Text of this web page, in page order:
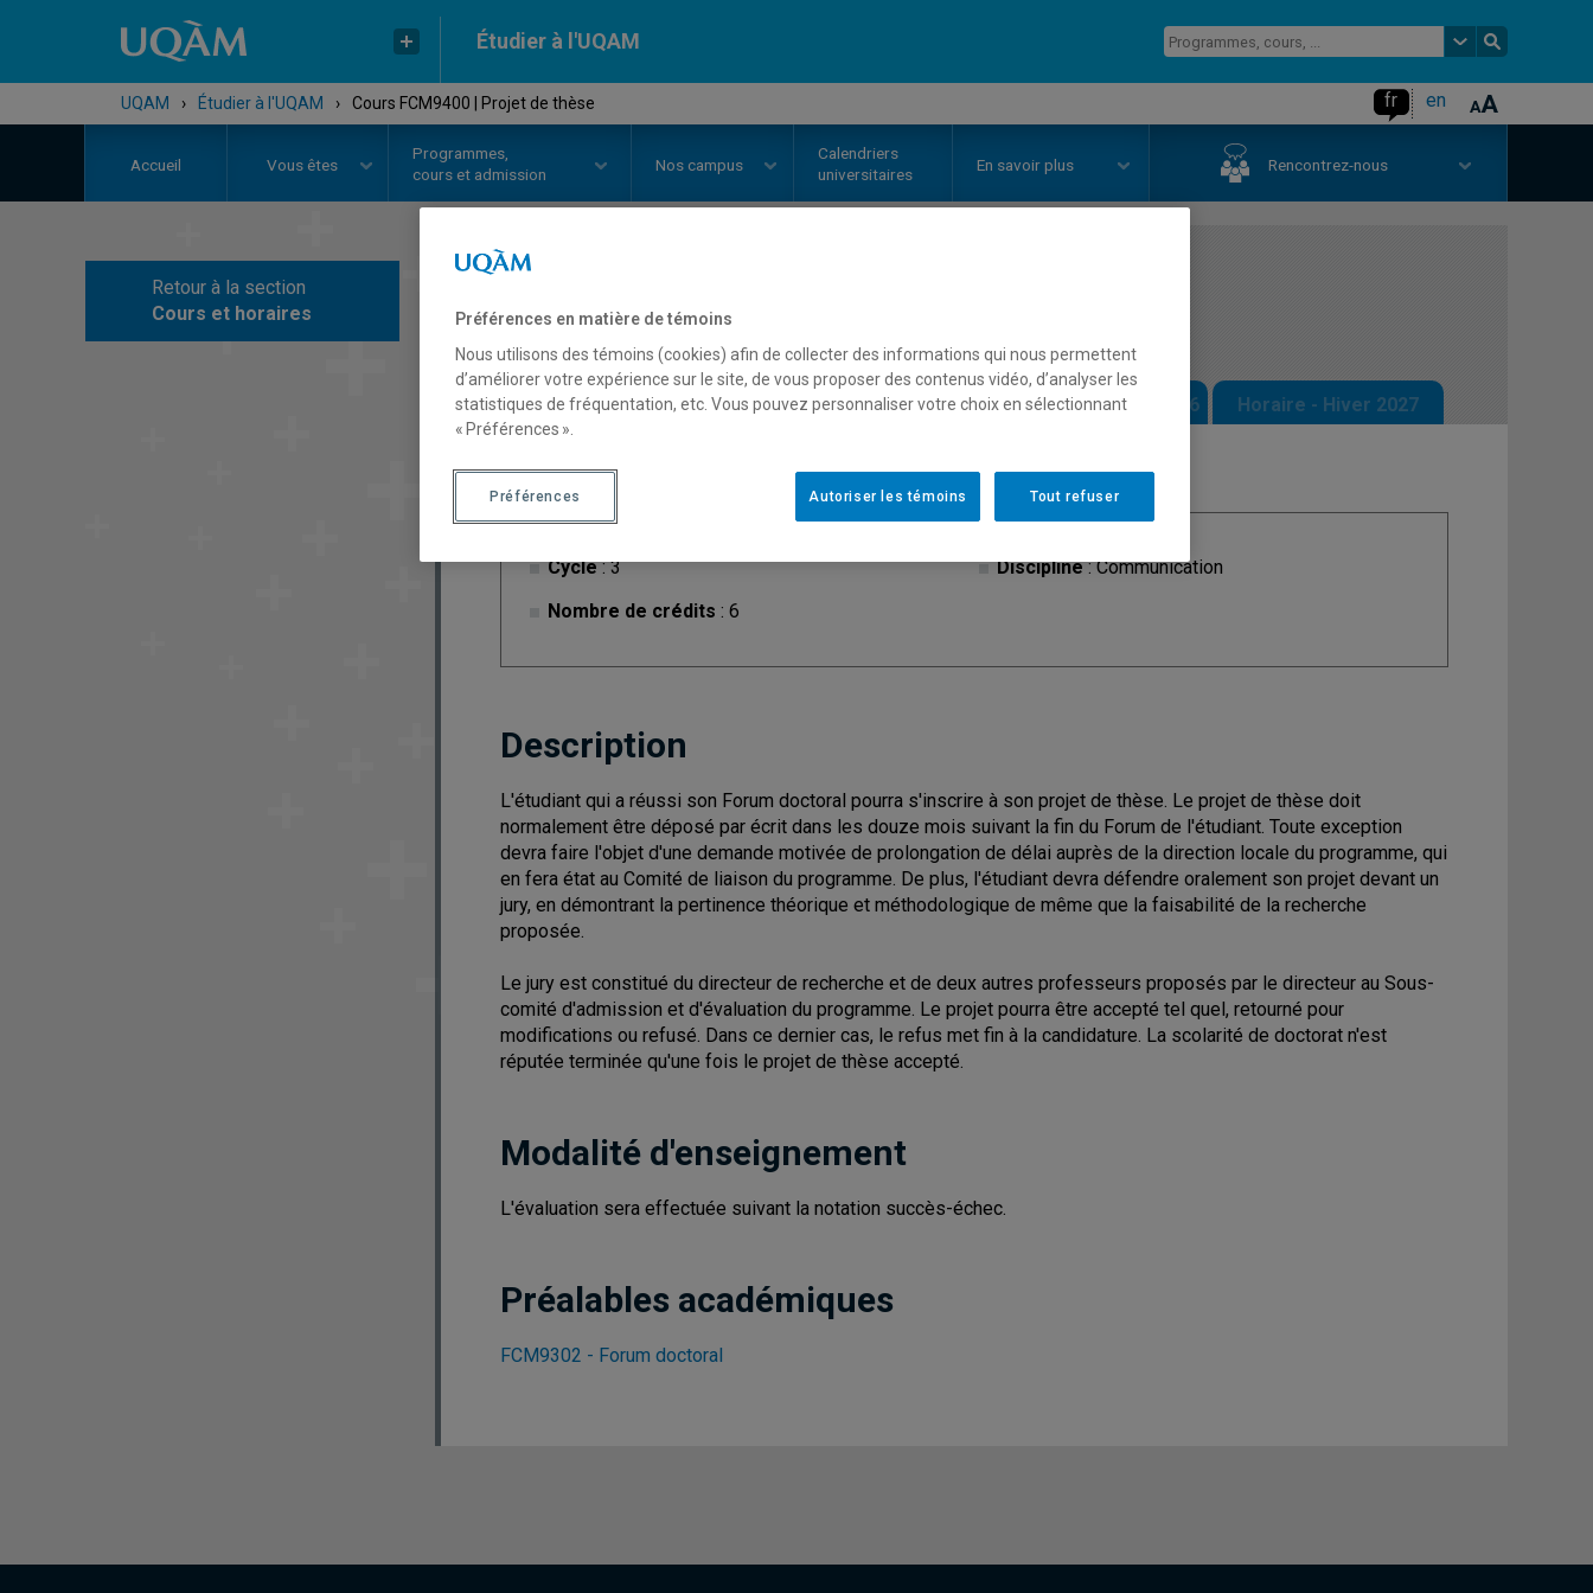
Étudier à l'UQAM
UQAM › Étudier à l'UQAM › Cours FCM9400 | Projet de thèse fr en
Accueil Vous êtes
Programmes,
cours et admission
Nos campus
Calendriers
universitaires
En savoir plus Rencontrez-nous
Retour à la section
Cours et horaires
COURS// FCM9400
Description Horaire - Été 2026 Horaire - Automne 2026 Horaire - Hiver 2027
Cycle: 3
Nombre de crédits : 6
Discipline: Communication
Description
L'étudiant qui a réussi son Forum doctoral pourra s'inscrire à son projet de thèse. Le projet de thèse doit
normalement être déposé par écrit dans les douze mois suivant la fin du Forum de l'étudiant. Toute exception
devra faire l'objet d'une demande motivée de prolongation de délai auprès de la direction locale du programme, qui
en fera état au Comité de liaison du programme. De plus, l'étudiant devra défendre oralement son projet devant un
jury, en démontrant la pertinence théorique et méthodologique de même que la faisabilité de la recherche
proposée.
Le jury est constitué du directeur de recherche et de deux autres professeurs proposés par le directeur au Sous-
comité d'admission et d'évaluation du programme. Le projet pourra être accepté tel quel, retourné pour
modifications ou refusé. Dans ce dernier cas, le refus met fin à la candidature. La scolarité de doctorat n'est
réputée terminée qu'une fois le projet de thèse accepté.
Modalité d'enseignement
L'évaluation sera effectuée suivant la notation succès-échec.
Préalables académiques
FCM9302 - Forum doctoral
Préférences en matière de témoins
Nous utilisons des témoins (cookies) afin de collecter des informations qui nous permettent
d’améliorer votre expérience sur le site, de vous proposer des contenus vidéo, d’analyser les
statistiques de fréquentation, etc. Vous pouvez personnaliser votre choix en sélectionnant
« Préférences ».
Tout refuser
Autoriser les témoins
Préférences